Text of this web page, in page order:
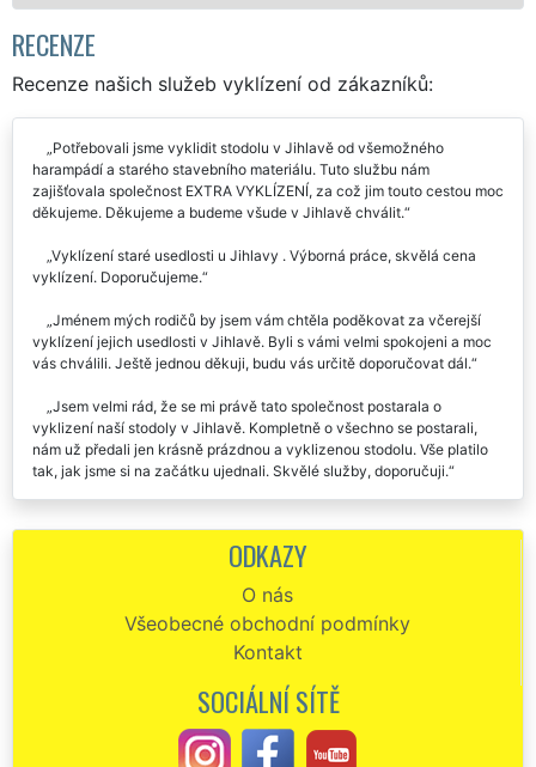
RECENZE
Recenze našich služeb vyklízení od zákazníků:
Potřebovali jsme vyklidit stodolu v Jihlavě od všemožného
harampádí a starého stavebního materiálu. Tuto službu nám
zajišťovala společnost EXTRA VYKLÍZENÍ, za což jim touto cestou moc
děkujeme. Děkujeme a budeme všude v Jihlavě chválit.
Vyklízení staré usedlosti u Jihlavy . Výborná práce, skvělá cena
vyklízení. Doporučujeme.
Jménem mých rodičů by jsem vám chtěla poděkovat za včerejší
vyklízení jejich usedlosti v Jihlavě. Byli s vámi velmi spokojeni a moc
vás chválili. Ještě jednou děkuji, budu vás určitě doporučovat dál.
Jsem velmi rád, že se mi právě tato společnost postarala o
vyklizení naší stodoly v Jihlavě. Kompletně o všechno se postarali,
nám už předali jen krásně prázdnou a vyklizenou stodolu. Vše platilo
tak, jak jsme si na začátku ujednali. Skvělé služby, doporučuji.
zemědělské usedlosti v Jihlavě a musím skutečně uznat, že to byla
profesionálně odvedená práce. Kompletně všechno zajistili a domluvili
Určitě doporučuji a počítám že je ještě využiju.
O vyklizení harampádí z naší stodoly v Jihlavě se nám postarala
firma EXTRA VYKLÍZENÍ. Jednoznačně perfektní práce. Nebylo nic, co
ODKAZY
O nás
Všeobecné obchodní podmínky
Kontakt
SOCIÁLNÍ SÍTĚ